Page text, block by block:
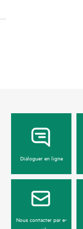
Dialoguer en ligne
Nous contacter par e-